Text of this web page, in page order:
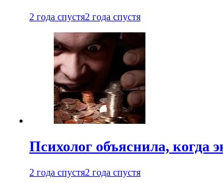
2 года спустя2 года спустя
Психолог объяснила, когда
2 года спустя2 года спустя